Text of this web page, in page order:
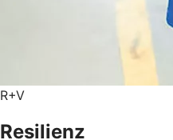
R+V
Resilienz